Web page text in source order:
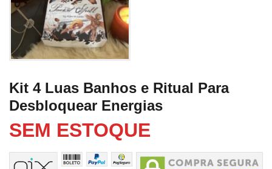
Kit 4 Luas Banhos e Ritual Para
Desbloquear Energias
SEM ESTOQUE